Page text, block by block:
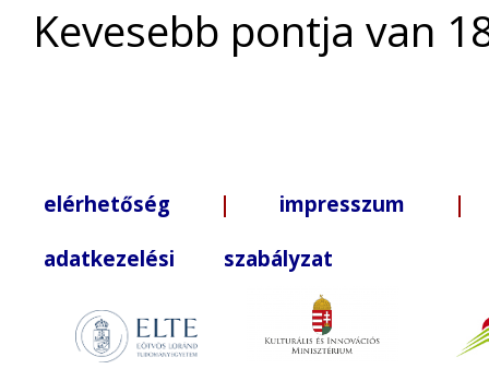
Kevesebb pontja van
elérhetőség | impresszum |
adatkezelési szabályzat